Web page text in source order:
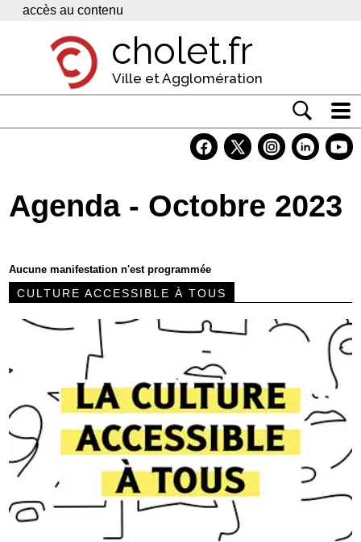
Panneau de gestion des cookies
accès au contenu
cholet.fr
Ville et Agglomération
Economie
Contacts
Agenda - Octobre 2023
Aucune manifestation n'est programmée
CULTURE ACCESSIBLE À TOUS